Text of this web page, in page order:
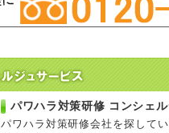
パワハラ対策研修 コンシェル
パワハラ対策研修会社を探して